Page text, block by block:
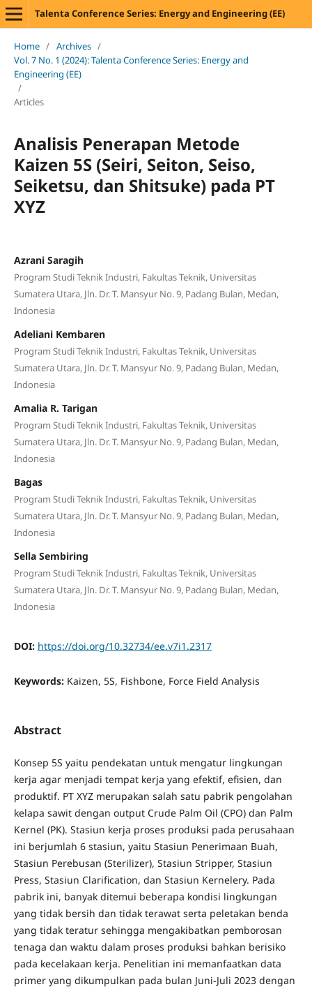
Talenta Conference Series: Energy and Engineering (EE)
Home / Archives /
Vol. 7 No. 1 (2024): Talenta Conference Series: Energy and
Engineering (EE)
/
Articles
Analisis Penerapan Metode
Kaizen 5S (Seiri, Seiton, Seiso,
Seiketsu, dan Shitsuke) pada PT
XYZ
Azrani Saragih
Program Studi Teknik Industri, Fakultas Teknik, Universitas
Sumatera Utara, Jln. Dr. T. Mansyur No. 9, Padang Bulan, Medan,
Indonesia
Adeliani Kembaren
Program Studi Teknik Industri, Fakultas Teknik, Universitas
Sumatera Utara, Jln. Dr. T. Mansyur No. 9, Padang Bulan, Medan,
Indonesia
Amalia R. Tarigan
Program Studi Teknik Industri, Fakultas Teknik, Universitas
Sumatera Utara, Jln. Dr. T. Mansyur No. 9, Padang Bulan, Medan,
Indonesia
Bagas
Program Studi Teknik Industri, Fakultas Teknik, Universitas
Sumatera Utara, Jln. Dr. T. Mansyur No. 9, Padang Bulan, Medan,
Indonesia
Sella Sembiring
Program Studi Teknik Industri, Fakultas Teknik, Universitas
Sumatera Utara, Jln. Dr. T. Mansyur No. 9, Padang Bulan, Medan,
Indonesia
DOI: https://doi.org/10.32734/ee.v7i1.2317
Keywords: Kaizen, 5S, Fishbone, Force Field Analysis
Abstract
Konsep 5S yaitu pendekatan untuk mengatur lingkungan
kerja agar menjadi tempat kerja yang efektif, efisien, dan
produktif. PT XYZ merupakan salah satu pabrik pengolahan
kelapa sawit dengan output Crude Palm Oil (CPO) dan Palm
Kernel (PK). Stasiun kerja proses produksi pada perusahaan
ini berjumlah 6 stasiun, yaitu Stasiun Penerimaan Buah,
Stasiun Perebusan (Sterilizer), Stasiun Stripper, Stasiun
Press, Stasiun Clarification, dan Stasiun Kernelery. Pada
pabrik ini, banyak ditemui beberapa kondisi lingkungan
yang tidak bersih dan tidak terawat serta peletakan benda
yang tidak teratur sehingga mengakibatkan pemborosan
tenaga dan waktu dalam proses produksi bahkan berisiko
pada kecelakaan kerja. Penelitian ini memanfaatkan data
primer yang dikumpulkan pada bulan Juni-Juli 2023 dengan